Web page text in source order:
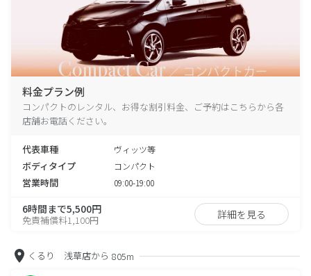
料金プラン例
コンパクトのレンタル、お得な割引料金、ご予約はこちらから各
店舗お電話ください。
代表車種 ヴィッツ等
ボディタイプ コンパクト
営業時間 09:00-19:00
6時間まで5,500円
免責補償料1,100円 詳細を見る
くるり 浅草店から 805m